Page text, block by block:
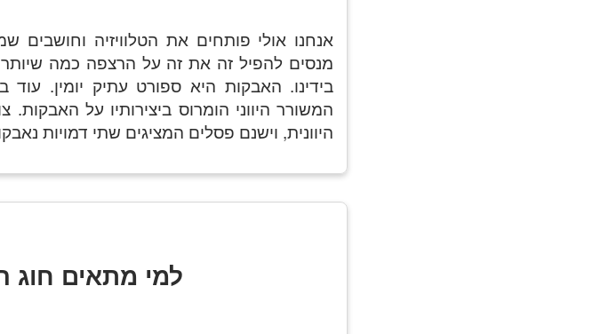
אנחנו אולי פותחים את הטלוויזיה
מנסים להפיל זה את זה על הרצפה כמה
בידינו. האבקות היא ספורט עתיק יומין.
המשורר היווני הומרוס ביצירותיו על
היוונית, וישנם פסלים המציגים שתי דמויות
למי מתאים חוג